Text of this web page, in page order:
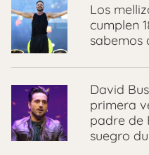
Los
cumplen
sabemos
David
primera
padre de
suegro